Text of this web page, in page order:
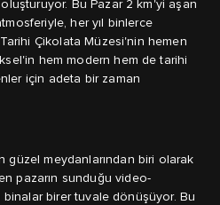
Bu Pazar 2 km'yi aşan
her yıl binlerce
Çikolata Müzesi'nin hemen
hem modern hem de tarihi
için adeta bir zaman
güzel meydanlarından biri olarak
pazarın sunduğu video-
birer tuvale dönüşüyor. Bu